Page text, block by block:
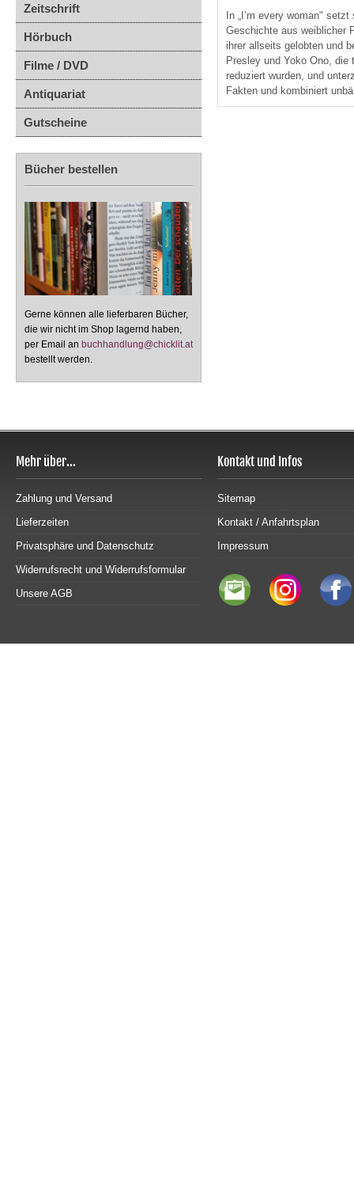
Zeitschrift
Hörbuch
Filme / DVD
Antiquariat
Gutscheine
Bücher bestellen
Gerne können alle lieferbaren Bücher,
die wir nicht im Shop lagernd haben,
per Email an buchhandlung@chicklit.at
bestellt werden.
In „I’m every woman"
Geschichte aus weiblicher
ihrer allseits gelobten und
Presley und Yoko Ono,
reduziert wurden, und
Fakten und kombiniert
Mehr über...
Zahlung und Versand
Lieferzeiten
Privatsphäre und Datenschutz
Widerrufsrecht und Widerrufsformular
Unsere AGB
Kontakt und Infos
Sitemap
Kontakt / Anfahrtsplan
Impressum